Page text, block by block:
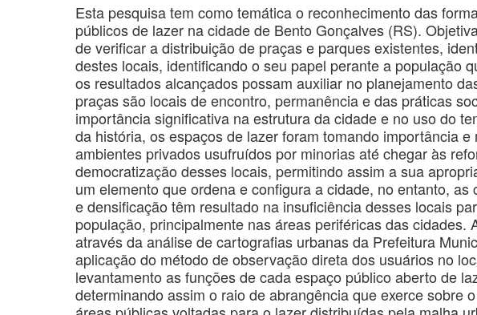
Esta pesquisa tem como temática o reconhecimento das
públicos de lazer na cidade de Bento Gonçalves (RS).
de verificar a distribuição de praças e parques existentes,
destes locais, identificando o seu papel perante a população
os resultados alcançados possam auxiliar no planejamento
praças são locais de encontro, permanência e das práticas
importância significativa na estrutura da cidade e no uso do
da história, os espaços de lazer foram tomando importância
ambientes privados usufruídos por minorias até chegar às
democratização desses locais, permitindo assim a sua
um elemento que ordena e configura a cidade, no entanto,
e densificação têm resultado na insuficiência desses locais
população, principalmente nas áreas periféricas das cidades.
através da análise de cartografias urbanas da Prefeitura
aplicação do método de observação direta dos usuários no
levantamento as funções de cada espaço público aberto de
determinando assim o raio de abrangência que exerce sobre